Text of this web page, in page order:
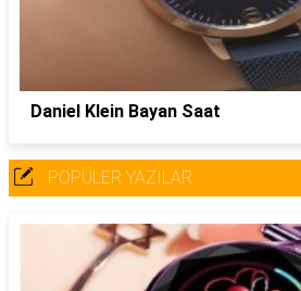
Daniel Klein Bayan Saat
POPÜLER YAZILAR